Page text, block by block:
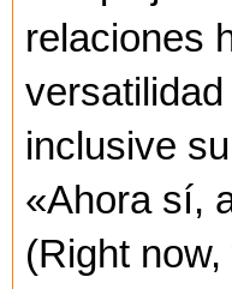
relaciones
inclusive
«Ahora sí,
(Right